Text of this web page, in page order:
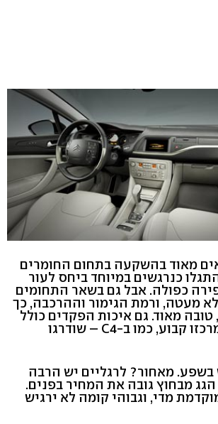
מאוד בהשקעה בתחום החומרים
כנרגשים במיוחד ביחס לעור
כפולה. אבל גם בשאר התחומים
מעטה, ורמת הגימור וההרכבה, כך
מאוד. גם איכות הפקדים כולל
אלו שבהגה – שמרכזו קבוע, כמו ב-C4 – שודרגו
בשפע. מאחור? לרגליים יש הרבה
מבחוץ גובה את המחיר בפנים.
מדי, וגבוהי קומה לא ירגיש